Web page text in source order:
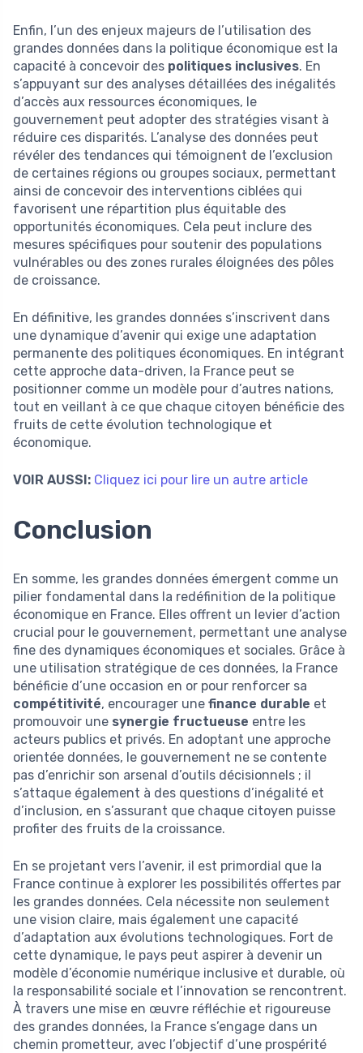
Enfin, l’un des enjeux majeurs de l’utilisation des
grandes données dans la politique économique est la
capacité à concevoir des politiques inclusives. En
s’appuyant sur des analyses détaillées des inégalités
d’accès aux ressources économiques, le
gouvernement peut adopter des stratégies visant à
réduire ces disparités. L’analyse des données peut
révéler des tendances qui témoignent de l’exclusion
de certaines régions ou groupes sociaux, permettant
ainsi de concevoir des interventions ciblées qui
favorisent une répartition plus équitable des
opportunités économiques. Cela peut inclure des
mesures spécifiques pour soutenir des populations
vulnérables ou des zones rurales éloignées des pôles
de croissance.
En définitive, les grandes données s’inscrivent dans
une dynamique d’avenir qui exige une adaptation
permanente des politiques économiques. En intégrant
cette approche data-driven, la France peut se
positionner comme un modèle pour d’autres nations,
tout en veillant à ce que chaque citoyen bénéficie des
fruits de cette évolution technologique et
économique.
VOIR AUSSI: Cliquez ici pour lire un autre article
Conclusion
En somme, les grandes données émergent comme un
pilier fondamental dans la redéfinition de la politique
économique en France. Elles offrent un levier d’action
crucial pour le gouvernement, permettant une analyse
fine des dynamiques économiques et sociales. Grâce à
une utilisation stratégique de ces données, la France
bénéficie d’une occasion en or pour renforcer sa
compétitivité, encourager une finance durable et
promouvoir une synergie fructueuse entre les
acteurs publics et privés. En adoptant une approche
orientée données, le gouvernement ne se contente
pas d’enrichir son arsenal d’outils décisionnels ; il
s’attaque également à des questions d’inégalité et
d’inclusion, en s’assurant que chaque citoyen puisse
profiter des fruits de la croissance.
En se projetant vers l’avenir, il est primordial que la
France continue à explorer les possibilités offertes par
les grandes données. Cela nécessite non seulement
une vision claire, mais également une capacité
d’adaptation aux évolutions technologiques. Fort de
cette dynamique, le pays peut aspirer à devenir un
modèle d’économie numérique inclusive et durable, où
la responsabilité sociale et l’innovation se rencontrent.
À travers une mise en œuvre réfléchie et rigoureuse
des grandes données, la France s’engage dans un
chemin prometteur, avec l’objectif d’une prospérité